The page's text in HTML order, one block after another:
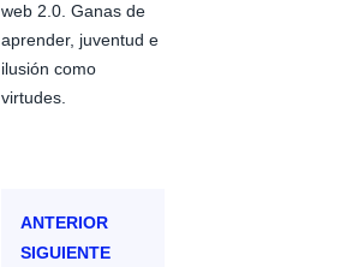
web 2.0. Ganas de
aprender, juventud e
ilusión como
virtudes.
ANTERIOR
SIGUIENTE